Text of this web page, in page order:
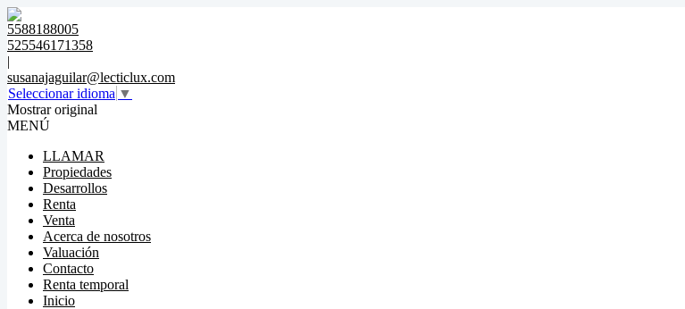
5588188005
525546171358
|
susanajaguilar@lecticlux.com
Seleccionar idioma ▼
Mostrar original
MENÚ
LLAMAR
Propiedades
Desarrollos
Renta
Venta
Acerca de nosotros
Valuación
Contacto
Renta temporal
Inicio